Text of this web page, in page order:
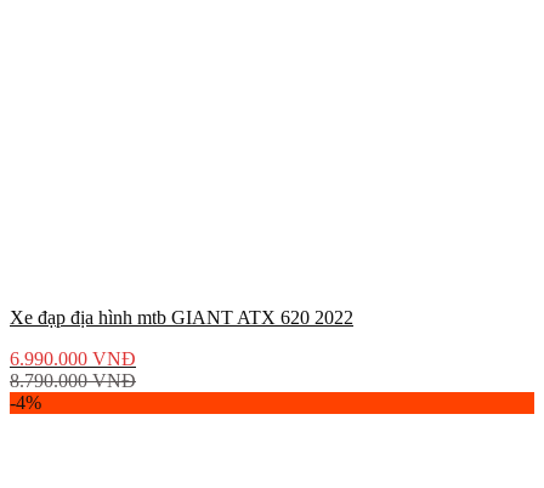
Xe đạp địa hình mtb GIANT ATX 620 2022
6.990.000 VNĐ
8.790.000VNĐ
-4%